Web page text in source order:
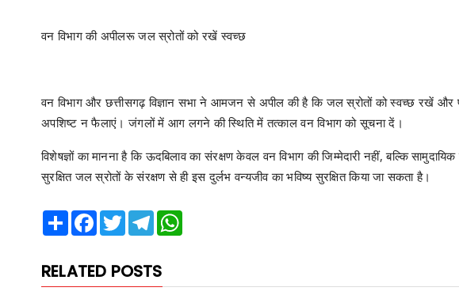
वन विभाग की अपीलरू जल स्रोतों को रखें स्वच्छ
वन विभाग और छत्तीसगढ़ विज्ञान सभा ने आमजन से अपील की है कि जल स्रोतों को स्वच्छ रखें और
अपशिष्ट न फैलाएं। जंगलों में आग लगने की स्थिति में तत्काल वन विभाग को सूचना दें।
विशेषज्ञों का मानना है कि ऊदबिलाव का संरक्षण केवल वन विभाग की जिम्मेदारी नहीं, बल्कि
सुरक्षित जल स्रोतों के संरक्षण से ही इस दुर्लभ वन्यजीव का भविष्य सुरक्षित किया जा सकता है।
Share Facebook
TwitterTelegram
RELATED POSTS